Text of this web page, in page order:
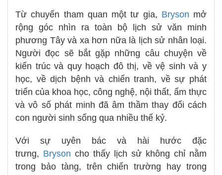
Từ chuyến tham quan một tư gia, Bryson mở
rộng góc nhìn ra toàn bộ lịch sử văn minh
phương Tây và xa hơn nữa là lịch sử nhân loại.
Người đọc sẽ bắt gặp những câu chuyện về
kiến trúc và quy hoạch đô thị, về vệ sinh và y
học, về dịch bệnh và chiến tranh, về sự phát
triển của khoa học, công nghệ, nội thất, ẩm thực
và vô số phát minh đã âm thầm thay đổi cách
con người sinh sống qua nhiều thế kỷ.
Với sự uyên bác và hài hước đặc
trưng, Bryson cho thấy lịch sử không chỉ nằm
trong bảo tàng, trên chiến trường hay trong